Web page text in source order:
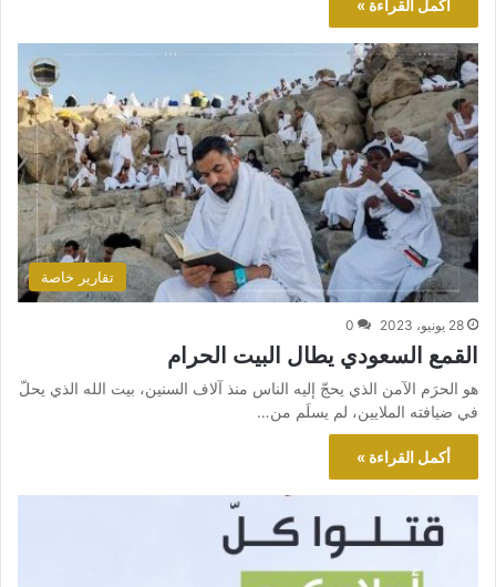
أكمل القراءة »
تقارير خاصة
28 يونيو، 2023 0
القمع السعودي يطال البيت الحرام
هو الحرَم الآمن الذي يحجّ إليه الناس منذ آلاف السنين، بيت الله الذي يحلّ
في ضيافته الملايين، لم يسلَم من…
أكمل القراءة »